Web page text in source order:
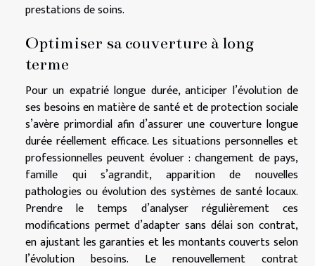
prestations de soins.
Optimiser sa couverture à long
terme
Pour un expatrié longue durée, anticiper l’évolution de
ses besoins en matière de santé et de protection sociale
s’avère primordial afin d’assurer une couverture longue
durée réellement efficace. Les situations personnelles et
professionnelles peuvent évoluer : changement de pays,
famille qui s’agrandit, apparition de nouvelles
pathologies ou évolution des systèmes de santé locaux.
Prendre le temps d’analyser régulièrement ces
modifications permet d’adapter sans délai son contrat,
en ajustant les garanties et les montants couverts selon
l’évolution besoins. Le renouvellement contrat